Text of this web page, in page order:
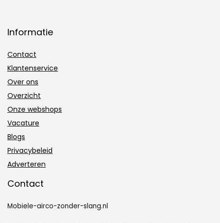
Informatie
Contact
Klantenservice
Over ons
Overzicht
Onze webshops
Vacature
Blogs
Privacybeleid
Adverteren
Contact
Mobiele-airco-zonder-slang.nl